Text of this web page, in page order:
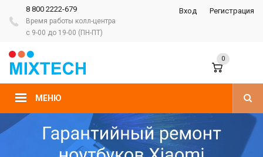
8 800 2222-679
Время работы колл-центра
с 9-00 до 19-00 (ПН-ПТ)
Вход Регистрация
МЕНЮ
0